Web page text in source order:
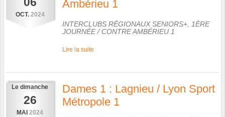
OCT. 2024
Ambérieu 1
INTERCLUBS RÉGIONAUX SENIORS+, 1ÈRE
JOURNÉE/ CONTREAMBÉRIEU 1
Lire la suite
Le dimanche
26
MAI 2024
Dames 1 : Lagnieu / Lyon Sport
Métropole 1